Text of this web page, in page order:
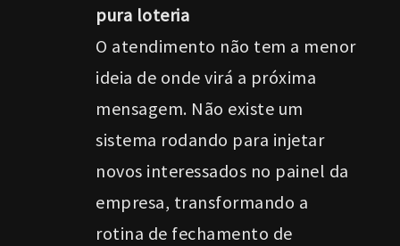
pura loteria
O atendimento não tem a menor
ideia de onde virá a próxima
mensagem. Não existe um
sistema rodando para injetar
novos interessados no painel da
empresa, transformando a
rotina de fechamento de